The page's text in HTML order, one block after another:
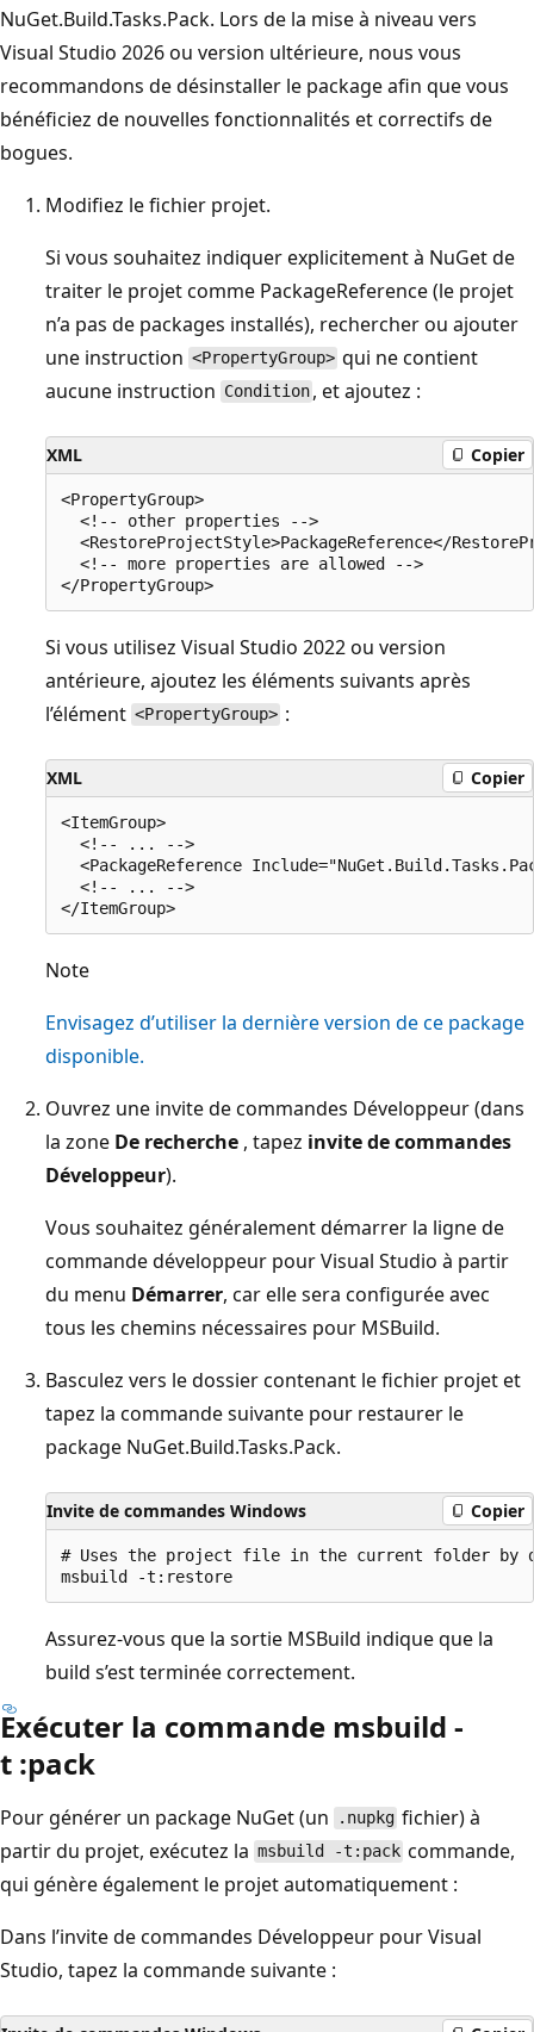
NuGet.Build.Tasks.Pack. Lors de la mise à niveau vers
Visual Studio 2026 ou version ultérieure, nous vous
recommandons de désinstaller le package afin que vous
bénéficiez de nouvelles fonctionnalités et correctifs de
bogues.
Modifiez le fichier projet.
Si vous souhaitez indiquer explicitement à NuGet de
traiter le projet comme PackageReference (le projet
n’a pas de packages installés), rechercher ou ajouter
une instruction <PropertyGroup> qui ne contient
aucune instruction Condition , et ajoutez :
XML Copier
<PropertyGroup>
  <!-- other properties -->
<RestoreProjectStyle>PackageReference</
  <!-- more properties are allowed -->
Si vous utilisez Visual Studio 2022 ou version
antérieure, ajoutez les éléments suivants après
l’élément <PropertyGroup> :
XML Copier
<ItemGroup>
  <!-- ... -->
<PackageReference
  <!-- ... -->
Note
Envisagez d’utiliser la dernière version de ce package
disponible.
Ouvrez une invite de commandes Développeur (dans
la zone De recherche , tapez invite de commandes
Développeur).
Vous souhaitez généralement démarrer la ligne de
commande développeur pour Visual Studio à partir
du menu Démarrer, car elle sera configurée avec
tous les chemins nécessaires pour MSBuild.
Basculez vers le dossier contenant le fichier projet et
tapez la commande suivante pour restaurer le
package NuGet.Build.Tasks.Pack.
Invite de commandes Windows Copier
# Uses the project file in the current folder by
Assurez-vous que la sortie MSBuild indique que la
build s’est terminée correctement.
Exécuter la commande msbuild -
t :pack
Pour générer un package NuGet (un .nupkg fichier) à
partir du projet, exécutez la msbuild -t:pack commande,
qui génère également le projet automatiquement :
Dans l’invite de commandes Développeur pour Visual
Studio, tapez la commande suivante :